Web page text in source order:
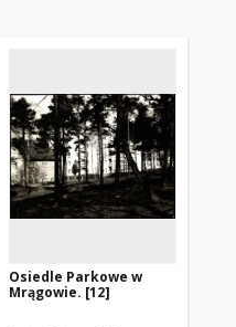
Osiedle Parkowe w
Mrągowie. [12]